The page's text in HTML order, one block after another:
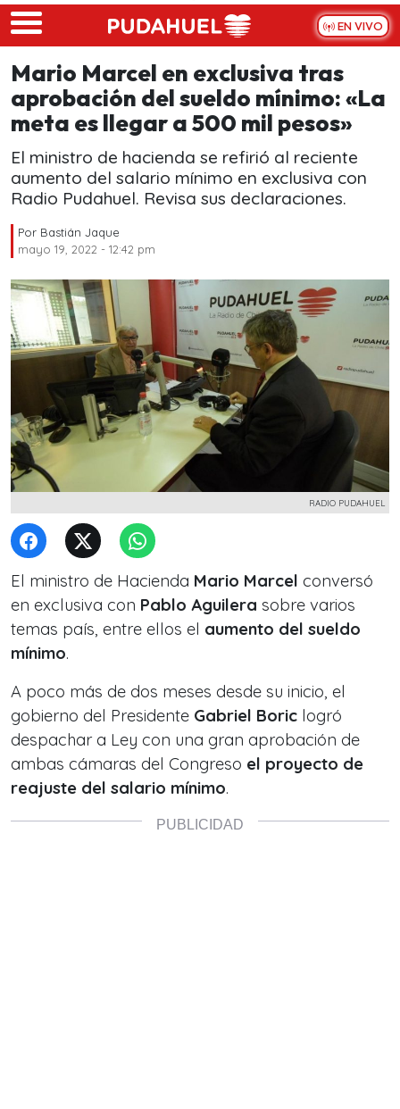
Skip to main content
EN VIVO
Mario Marcel en exclusiva tras
aprobación del sueldo mínimo: «La
meta es llegar a 500 mil pesos»
El ministro de hacienda se refirió al reciente
aumento del salario mínimo en exclusiva con
Radio Pudahuel. Revisa sus declaraciones.
Por Bastián Jaque
mayo 19, 2022 - 12:42 pm
RADIO PUDAHUEL
El ministro de Hacienda Mario Marcel conversó
en exclusiva con Pablo Aguilera sobre varios
temas país, entre ellos el aumento del sueldo
mínimo.
A poco más de dos meses desde su inicio, el
gobierno del Presidente Gabriel Boric logró
despachar a Ley con una gran aprobación de
ambas cámaras del Congreso el proyecto de
reajuste del salario mínimo.